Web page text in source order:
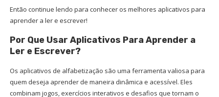
Então continue lendo para conhecer os melhores aplicativos para
aprender a ler e escrever!
Por Que Usar Aplicativos Para Aprender a
Ler e Escrever?
Os aplicativos de alfabetização são uma ferramenta valiosa para
quem deseja aprender de maneira dinâmica e acessível. Eles
combinam jogos, exercícios interativos e desafios que tornam o